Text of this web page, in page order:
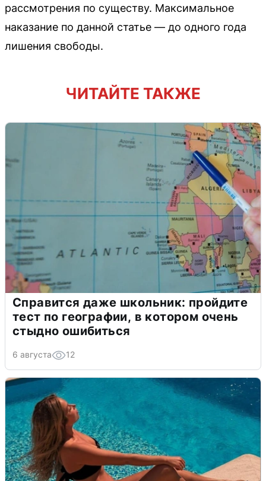
рассмотрения по существу. Максимальное
наказание по данной статье — до одного года
лишения свободы.
ЧИТАЙТЕ ТАКЖЕ
Справится даже школьник: пройдите
тест по географии, в котором очень
стыдно ошибиться
6 августа 12